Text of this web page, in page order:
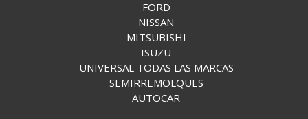
FORD
NISSAN
MITSUBISHI
ISUZU
UNIVERSAL TODAS LAS MARCAS
SEMIRREMOLQUES
AUTOCAR